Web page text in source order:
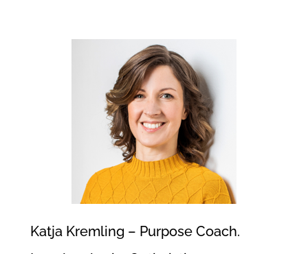
Katja Kremling – Purpose Coach.